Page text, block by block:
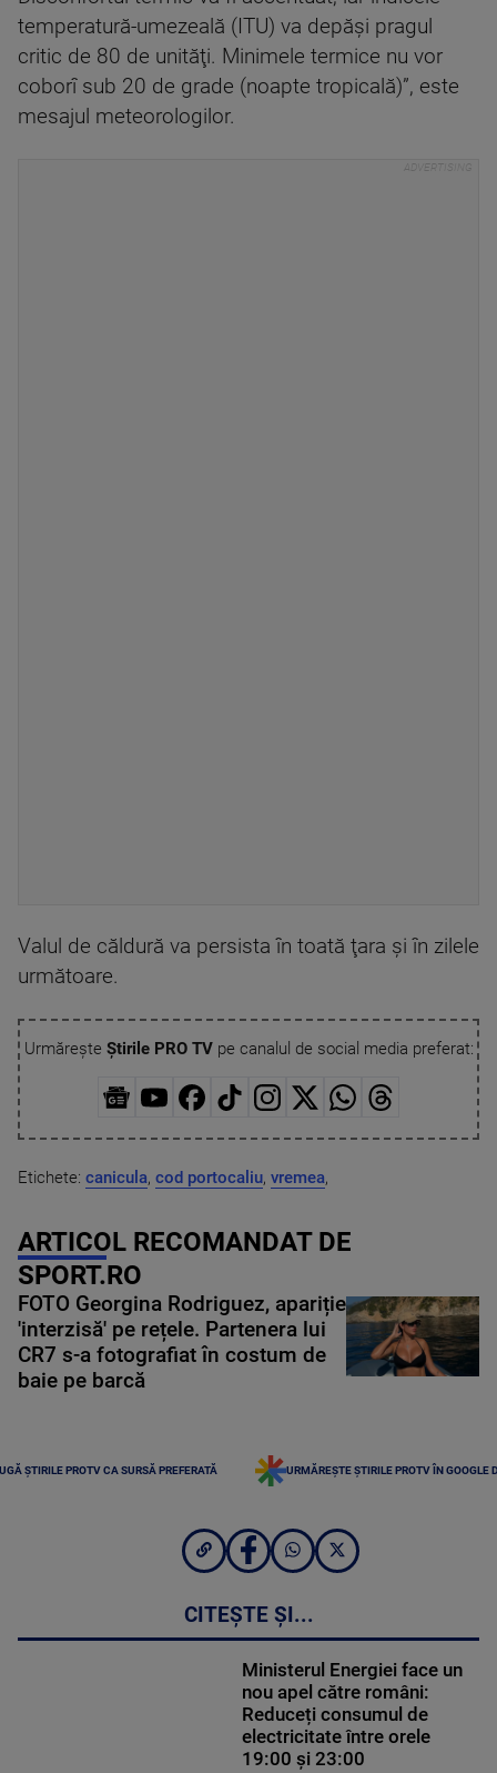
temperatură-umezeală (ITU) va depăşi pragul
critic de 80 de unităţi. Minimele termice nu vor
coborî sub 20 de grade (noapte tropicală)”, este
mesajul meteorologilor.
Valul de căldură va persista în toată ţara şi în zilele
următoare.
Urmărește Știrile PRO TVpe canalul de social media preferat:
Etichete: canicula, cod portocaliu, vremea,
ARTICOL RECOMANDAT DE
SPORT.RO
FOTO Georgina Rodriguez, apariție
'interzisă' pe rețele. Partenera lui
CR7 s-a fotografiat în costum de
baie pe barcă
ȘTIRILE PROTV CA SURSĂ PREFERATĂ URMĂREȘTE ȘTIRILE PROTV ÎN GOOGLE
CITEȘTE ȘI...
Ministerul Energiei face un
nou apel către români:
Reduceți consumul de
electricitate între orele
19:00 și 23:00